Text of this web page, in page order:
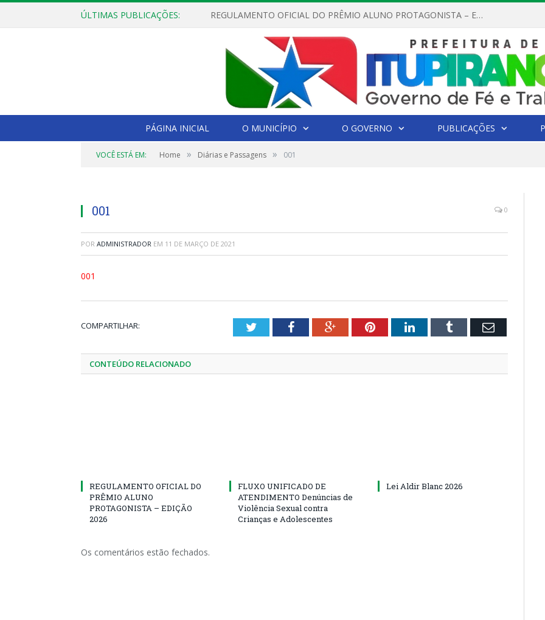
ÚLTIMAS PUBLICAÇÕES: REGULAMENTO OFICIAL DO PRÊMIO ALUNO PROTAGONISTA – EDIÇÃO 2026
PÁGINA INICIAL O MUNICÍPIO O GOVERNO PUBLICAÇÕES
VOCÊ ESTÁ EM: Home » Diárias e Passagens » 001
001 0
POR ADMINISTRADOR EM 11 DE MARÇO DE 2021
001
COMPARTILHAR: TwitterFacebookGoogle+PinterestLinkedInTumblr Email
CONTEÚDO RELACIONADO
REGULAMENTO OFICIAL DO
PRÊMIO ALUNO
PROTAGONISTA – EDIÇÃO
2026
FLUXO UNIFICADO DE
ATENDIMENTO Denúncias de
Violência Sexual contra
Crianças e Adolescentes
Lei Aldir Blanc 2026
Os comentários estão fechados.